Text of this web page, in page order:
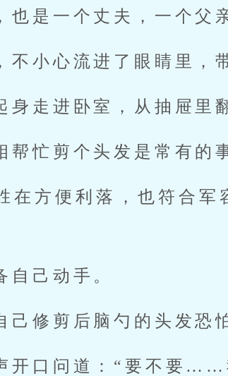
也是一个丈夫，一个父
不小心流进了眼睛里，
身走进卧室，从抽屉里
帮忙剪个头发是常有的
在方便利落，也符合军
自己动手。
己修剪后脑勺的头发恐
开口问道：“要不要……